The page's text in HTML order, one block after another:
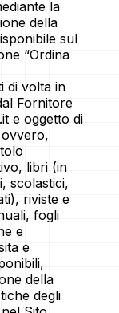
la
della
sul
“Ordina
di volta in
Fornitore
e oggetto di
libri (in
scolastici,
riviste e
fogli
e
e
della
degli